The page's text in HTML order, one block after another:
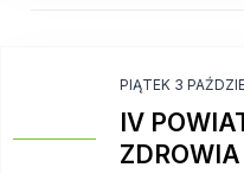
PIĄTEK 3
IV
ZDROWIA